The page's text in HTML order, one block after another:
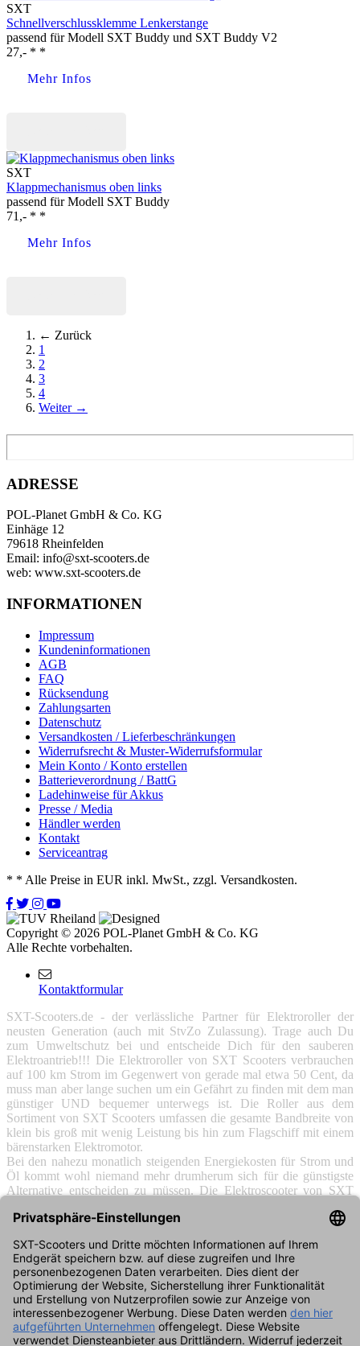
SXT
Schnellverschlussklemme Lenkerstange
passend für Modell SXT Buddy und SXT Buddy V2
27,- * *
Mehr Infos
SXT
Klappmechanismus oben links
passend für Modell SXT Buddy
71,- * *
Mehr Infos
← Zurück
1
2
3
4
Weiter →
ADRESSE
POL-Planet GmbH & Co. KG
Einhäge 12
79618 Rheinfelden
Email: info@sxt-scooters.de
web: www.sxt-scooters.de
INFORMATIONEN
Impressum
Kundeninformationen
AGB
FAQ
Rücksendung
Zahlungsarten
Datenschutz
Versandkosten / Lieferbeschränkungen
Widerrufsrecht & Muster-Widerrufsformular
Mein Konto / Konto erstellen
Batterieverordnung / BattG
Ladehinweise für Akkus
Presse / Media
Händler werden
Kontakt
Serviceantrag
* * Alle Preise in EUR inkl. MwSt., zzgl. Versandkosten.
Copyright © 2026 POL-Planet GmbH & Co. KG
Alle Rechte vorbehalten.
Kontaktformular
SXT-Scooters.de - der verlässliche Partner für Elektroroller der
neusten Generation (auch mit StvZo Zulassung). Trage auch Du
zum Umweltschutz bei und entscheide Dich für den sauberen
Elektroantrieb!!! Die Elektroroller von SXT Scooters verbrauchen
auf 100 km Strom im Gegenwert von gerade mal etwa 50 Cent, da
muss man aber lange suchen um ein Gefährt zu finden mit dem man
günstiger UND bequemer unterwegs ist. Die Roller aus dem
Sortiment von SXT Scooters umfassen die gesamte Bandbreite von
klein bis groß mit wenig Leistung bis hin zum Flagschiff mit einem
bärenstarken Elektromotor.
Bei den nahezu monatlich steigenden Energiekosten für Strom und
Öl kommt wohl niemand mehr drumherum sich für die günstigste
Alternative entscheiden zu müssen. Die Elektroscooter von SXT
Strecken auf denen man aufs Auto oder auch die immer teurer
Elektroroller eine super alternative. Alternativ sind die Roller auch
bestens geeignet um auf großen Grundstücken oder auch
Firmengeländen von A nach B zu gelangen und dies auf einem sehr
komfortablen und vor allem schnellen Weg. SXT Scooters
entwickelt permanent neue Modelle und ist somit der perfekte
Partner wenn es um Roller mit Elektroantrieb geht.
Damit auch die Fans der Verbrennungsmotoren nicht zu kurz